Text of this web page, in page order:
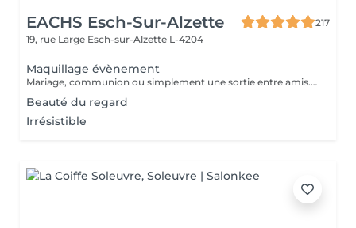
EACHS Esch-Sur-Alzette
217
19, rue Large Esch-sur-Alzette L-4204
Maquillage évènement
Mariage, communion ou simplement une sortie entre amis. Notre maquilleuse professionnelle s'adapte à vos envies et besoins. N'attendez plus et réservez ce service d'exception qui sera la touche finale à votre évènement.
Beauté du regard
Irrésistible